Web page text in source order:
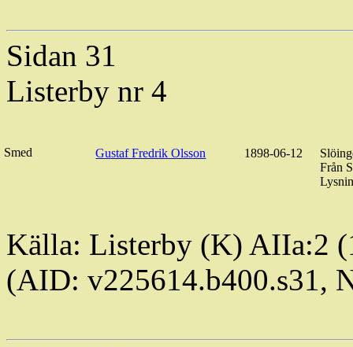
Sidan 31
Listerby nr 4
Smed Gustaf Fredrik Olsson 1898-06-12
Från
Källa: Listerby (K) AIIa:2
(AID: v225614.b400.s31,